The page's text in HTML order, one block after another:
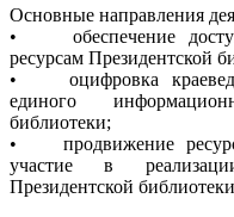
Основные направления
• обеспечение
ресурсам Президентской
• оцифровка
единого
библиотеки;
• продвижение
участие в
Президентской